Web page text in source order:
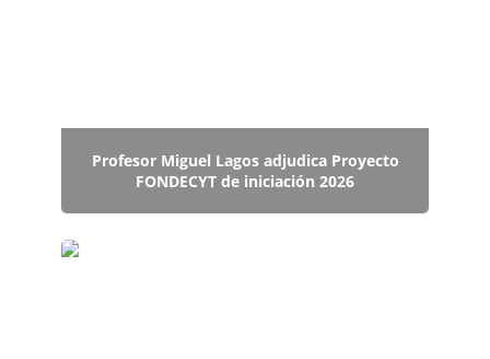
Profesor Miguel Lagos adjudica Proyecto
FONDECYT de iniciación 2026
Estudiantes investigan oferta hídrica de isla